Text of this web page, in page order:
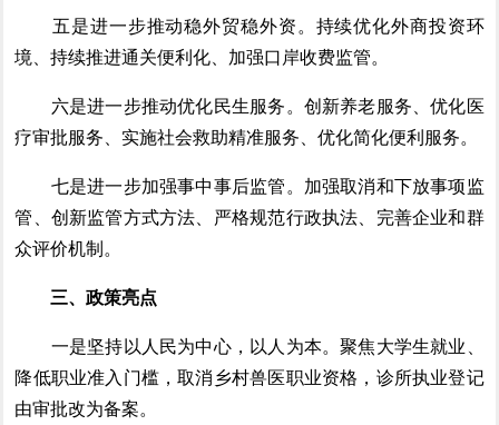
五是进一步推动稳外贸稳外资。持续优化外商投资环
境、持续推进通关便利化、加强口岸收费监管。
六是进一步推动优化民生服务。创新养老服务、优化医
疗审批服务、实施社会救助精准服务、优化简化便利服务。
七是进一步加强事中事后监管。加强取消和下放事项监
管、创新监管方式方法、严格规范行政执法、完善企业和群
众评价机制。
三、政策亮点
一是坚持以人民为中心，以人为本。聚焦大学生就业、
降低职业准入门槛，取消乡村兽医职业资格，诊所执业登记
由审批改为备案。